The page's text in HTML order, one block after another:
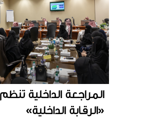
المراجعة الداخلية
«الرقابة الداخلية»